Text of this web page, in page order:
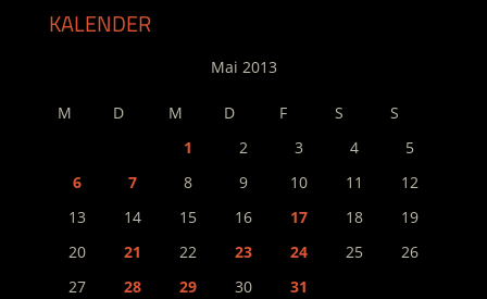
KALENDER
Mai 2013
M D M D F S
S
1
2 3 4
5
6
7 8 9 10 11
12
13
14 15 16 17 18
19
20
21 22 23 24 25
26
27
28 29 30
31